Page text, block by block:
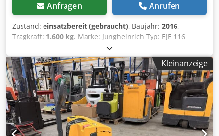
Anfragen Anrufen
Zustand: einsatzbereit (gebraucht), Baujahr: 2016,
Tragkraft: 1.600 kg, Marke: Jungheinrich Typ: EJE 116
Baujahr: 2016 Tragkraft: 1600 kg Hubhöhe: 200 mm
Gabelmaße: 1150 x 540 mm Batteriezustand: 80%
Cjdjzixwkspfx Alyorf Inklusive interner Ladegerät Nur auf
der Suche nach einer neuen Batterie? Diese können wir
ebenfalls liefern. Für weitere Informationen kontaktieren
Sie uns.
Kleinanzeige